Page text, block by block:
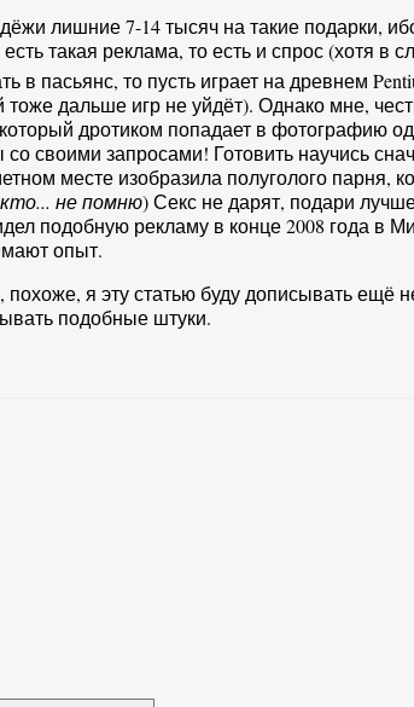
лишние 7-14 тысяч на такие подарки,
такая реклама, то есть и спрос (хотя в
в пасьянс, то пусть играет на древнем
дальше игр не уйдёт). Однако мне,
дротиком попадает в фотографию
своими запросами! Готовить научись
месте изобразила полуголого парня,
не помню)Секс не дарят, подари
подобную рекламу в конце 2008 года в
опыт.
похоже, я эту статью буду дописывать ещё
подобные штуки.